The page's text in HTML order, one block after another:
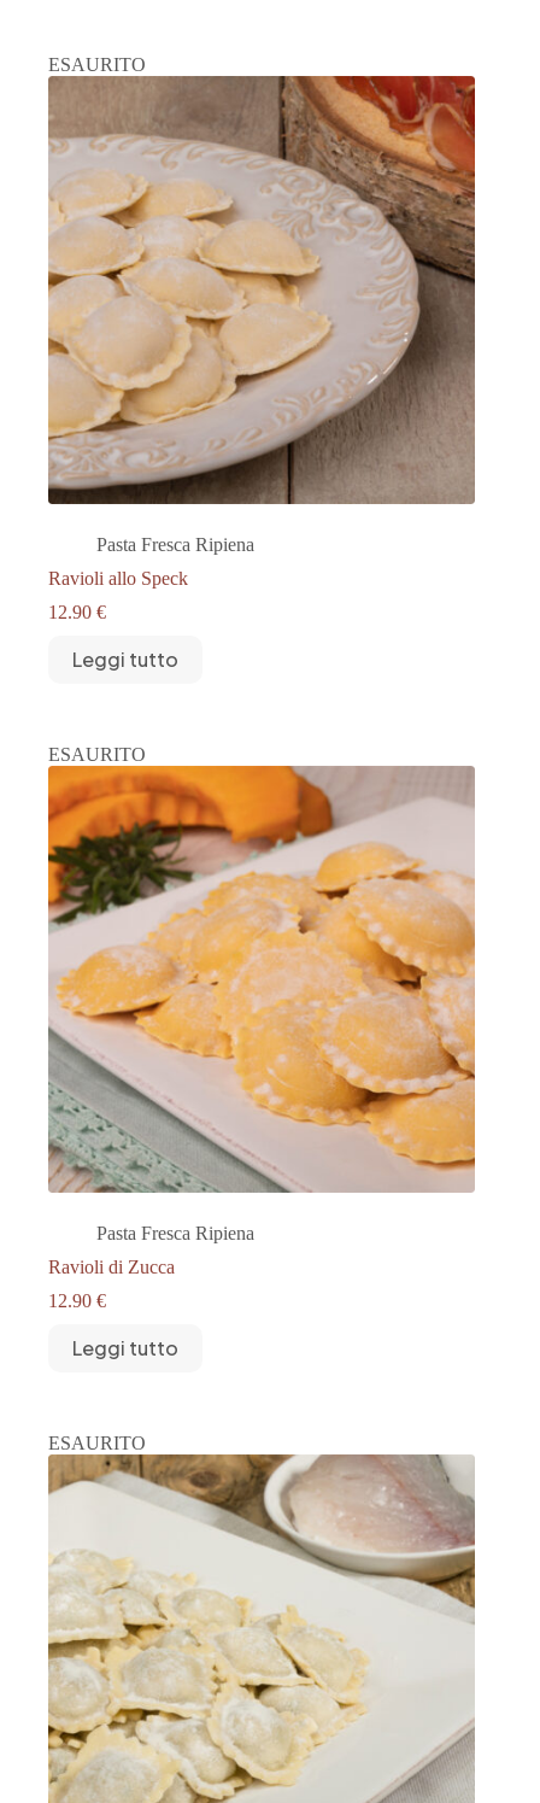
ESAURITO
Pasta Fresca Ripiena
Ravioli allo Speck
12.90 €
Leggi tutto
ESAURITO
Pasta Fresca Ripiena
Ravioli di Zucca
12.90 €
Leggi tutto
ESAURITO